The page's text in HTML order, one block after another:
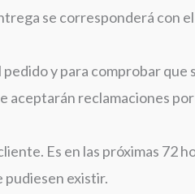
se corresponderá con
y para comprobar que
aceptarán reclamaciones
Es en las próximas 72
pudiesen existir.